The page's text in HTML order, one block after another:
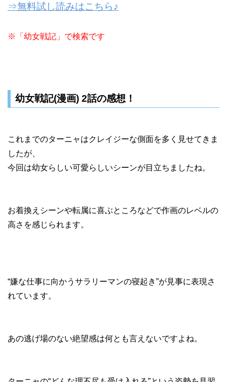
⇒無料試し読みはこちら♪
※「幼女戦記」で検索です
幼女戦記(漫画) 2話の感想！
これまでのターニャはクレイジーな側面を多く見せてきま
したが、
今回は幼女らしい可愛らしいシーンが目立ちましたね。
お着換えシーンや転属に喜ぶところなどで作画のレベルの
高さを感じられます。
“嫌な仕事に向かうサラリーマンの寝起き”が見事に表現さ
れています。
あの逃げ場のない絶望感は何とも言えないですよね。